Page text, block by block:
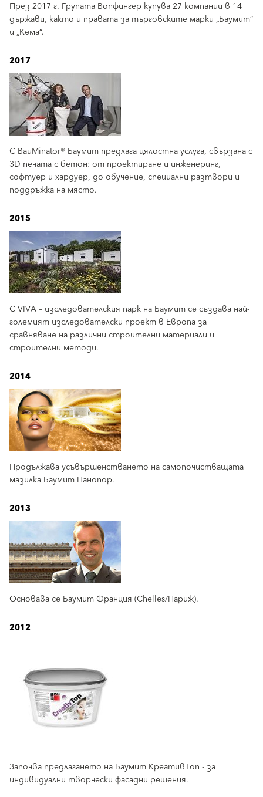
През 2017 г. Групата Вопфингер купува 27 компании в 14
държави, както и правата за търговските марки „Баумит“
и „Кема“.
2017
С BauMinator® Баумит предлага цялостна услуга, свързана с
3D печата с бетон: от проектиране и инженеринг,
софтуер и хардуер, до обучение, специални разтвори и
поддръжка на място.
2015
С VIVA – изследователския парк на Баумит се създава най-
големият изследователски проект в Европа за
сравняване на различни строителни материали и
строителни методи.
2014
Продължава усъвършенстването на самопочистващата
мазилка Баумит Нанопор.
2013
Основава се Баумит Франция (Chelles/Париж).
2012
Започва предлагането на Баумит КреативТоп - за
индивидуални творчески фасадни решения.